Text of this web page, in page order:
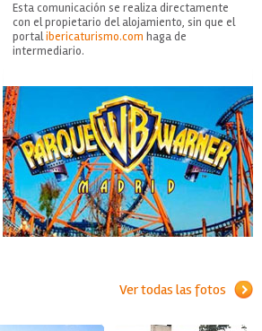
Esta comunicación se realiza directamente
con el propietario del alojamiento, sin que el
portalibericaturismo.com haga de
intermediario.
Ver todas las fotos